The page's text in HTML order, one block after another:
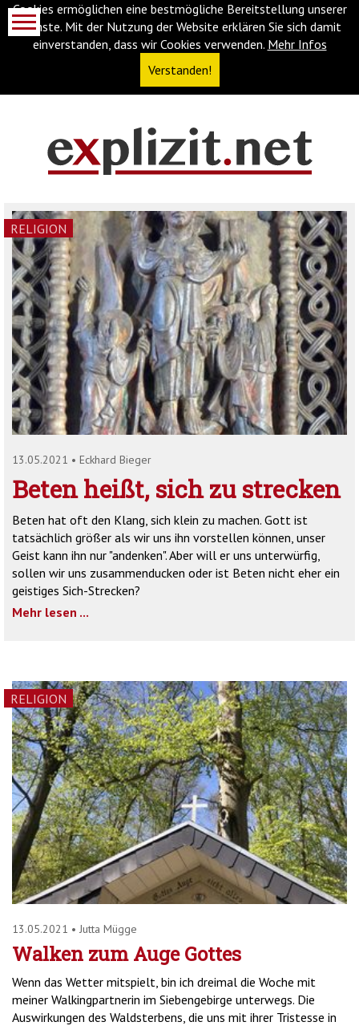
Cookies ermöglichen eine bestmögliche Bereitstellung unserer
Dienste. Mit der Nutzung der Website erklären Sie sich damit
einverstanden, dass wir Cookies verwenden. Mehr Infos
Verstanden!
(Accesskey
'1')Zur
Navigation
springen
(Accesskey
'3')Zur
Suche
springen
(Accesskey
'2')
RELIGION
13.05.2021 • Eckhard Bieger
Beten heißt, sich zu strecken
Beten hat oft den Klang, sich klein zu machen. Gott ist
tatsächlich größer als wir uns ihn vorstellen können, unser
Geist kann ihn nur "andenken". Aber will er uns unterwürfig,
sollen wir uns zusammenducken oder ist Beten nicht eher ein
geistiges Sich-Strecken?
Mehr lesen ...
RELIGION
13.05.2021 • Jutta Mügge
Walken zum Auge Gottes
Wenn das Wetter mitspielt, bin ich dreimal die Woche mit
meiner Walkingpartnerin im Siebengebirge unterwegs. Die
Auswirkungen des Waldsterbens, die uns mit ihrer Tristesse in